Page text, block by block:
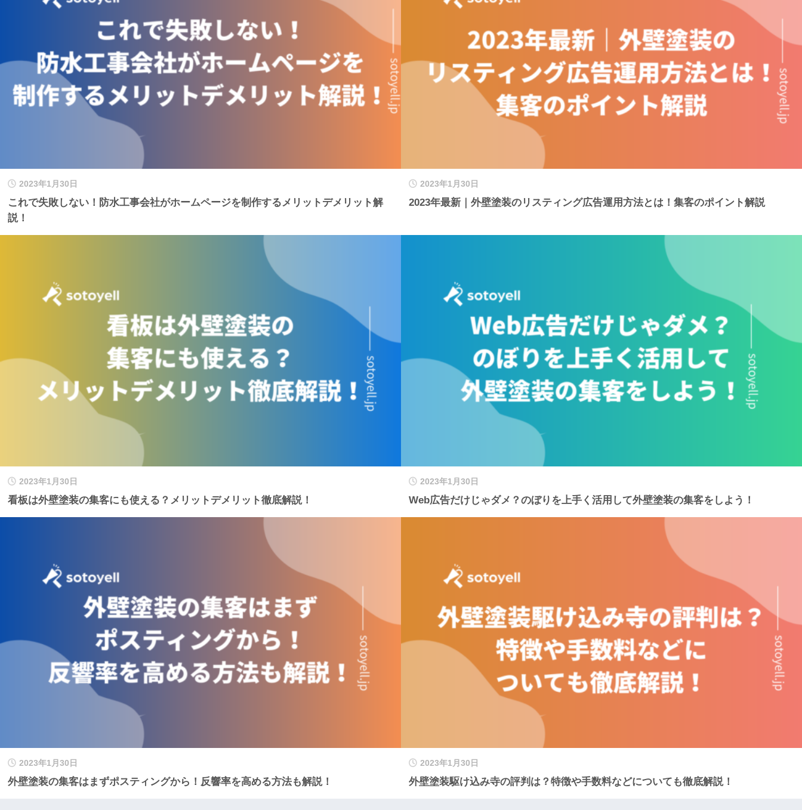
2023年1月30日
これで失敗しない！防水工事会社がホームページを制作するメリットデメリット解
説！
2023年1月30日
2023年最新｜外壁塗装のリスティング広告運用方法とは！集客のポイント解説
2023年1月30日
看板は外壁塗装の集客にも使える？メリットデメリット徹底解説！
2023年1月30日
Web広告だけじゃダメ？のぼりを上手く活用して外壁塗装の集客をしよう！
2023年1月30日
外壁塗装の集客はまずポスティングから！反響率を高める方法も解説！
2023年1月30日
外壁塗装駆け込み寺の評判は？特徴や手数料などについても徹底解説！